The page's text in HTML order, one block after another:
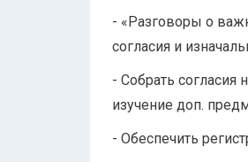
- «Разговоры о
согласия и
- Собрать
изучение доп.
- Обеспечить